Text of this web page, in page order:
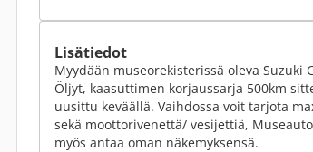
Lisätiedot
Myydään museorekisterissä oleva Suzuki
Öljyt, kaasuttimen korjaussarja 500km
uusittu keväällä. Vaihdossa voit tarjota
sekä moottorivenettä/ vesijettiä,
myös antaa oman näkemyksensä.